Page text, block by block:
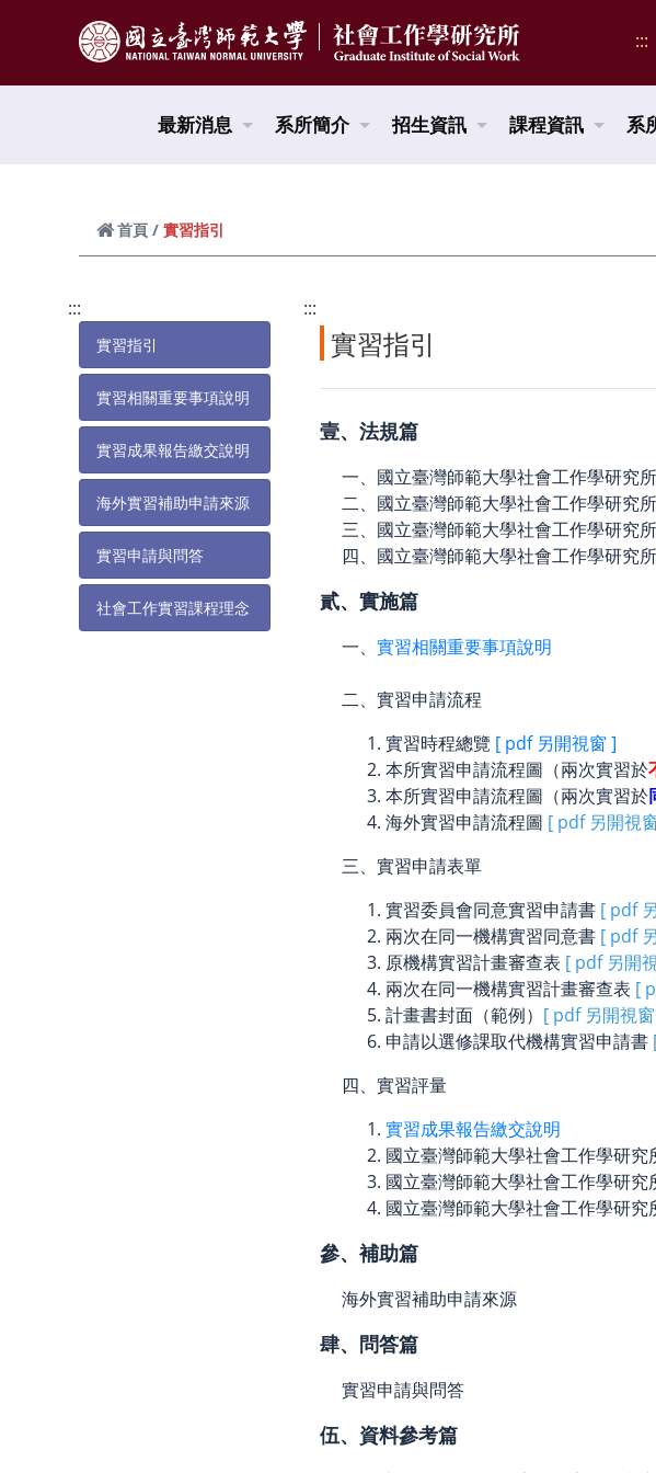
:::
最新消息 系所簡介 招生資訊 課程資訊 系
首頁 實習指引
:::
實習指引
實習相關重要事項說明
實習成果報告繳交說明
海外實習補助申請來源
實習申請與問答
社會工作實習課程理念
:::
實習指引
壹、法規篇
一、國立臺灣師範大學社會工作學研究
二、國立臺灣師範大學社會工作學研究
三、國立臺灣師範大學社會工作學研究
四、國立臺灣師範大學社會工作學研究
貳、實施篇
一、 實習相關重要事項說明
二、實習申請流程
實習時程總覽 [ pdf 另開視窗 ]
本所實習申請流程圖（兩次實習於
本所實習申請流程圖（兩次實習於
海外實習申請流程圖 [ pdf 另開視
三、實習申請表單
實習委員會同意實習申請書 [ pdf
兩次在同一機構實習同意書 [ pdf
原機構實習計畫審查表 [ pdf 另開
兩次在同一機構實習計畫審查表 [
計畫書封面（範例） [ pdf 另開視
申請以選修課取代機構實習申請書
四、實習評量
實習成果報告繳交說明
國立臺灣師範大學社會工作學研究
國立臺灣師範大學社會工作學研究
國立臺灣師範大學社會工作學研究
參、補助篇
海外實習補助申請來源
肆、問答篇
實習申請與問答
伍、資料參考篇